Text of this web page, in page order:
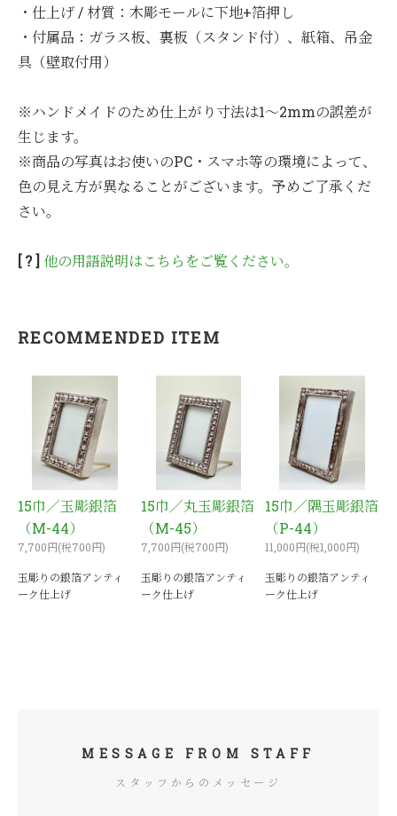
・仕上げ / 材質：木彫モールに下地+箔押し
・付属品：ガラス板、裏板（スタンド付）、紙箱、吊金
具（壁取付用）
※ハンドメイドのため仕上がり寸法は1～2mmの誤差が
生じます。
※商品の写真はお使いのPC・スマホ等の環境によって、
色の見え方が異なることがございます。予めご了承くだ
さい。
[ ? ] 他の用語説明はこちらをご覧ください。
RECOMMENDED ITEM
15巾／玉彫銀箔
（M-44）
7,700円(税700円)
玉彫りの銀箔アンティ
ーク仕上げ
15巾／丸玉彫銀箔
（M-45）
7,700円(税700円)
玉彫りの銀箔アンティ
ーク仕上げ
15巾／隅玉彫銀箔
（P-44）
11,000円(税1,000円)
玉彫りの銀箔アンティ
ーク仕上げ
MESSAGE FROM STAFF
スタッフからのメッセージ